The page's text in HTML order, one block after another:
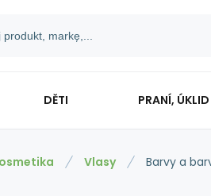
DĚTI PRANÍ, ÚKLID
Vlasy Barvy a